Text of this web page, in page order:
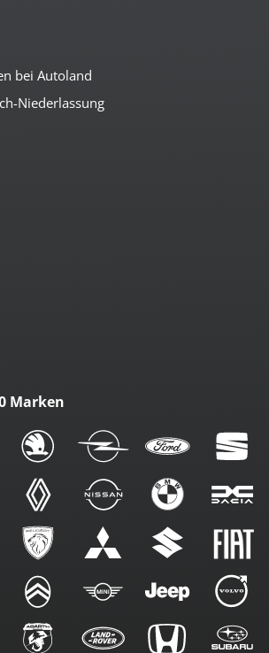
bei Autoland
Niederlassung
Marken